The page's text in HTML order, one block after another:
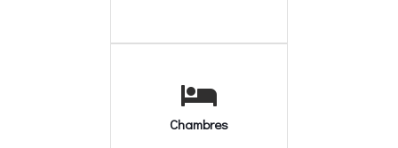
Chambres